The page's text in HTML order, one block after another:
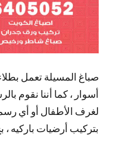
صباغ المسيلة تعمل
أسوار ، كما أننا نقوم
لغرف الأطفال أو أي
بتركيب أرضيات باركيه ،